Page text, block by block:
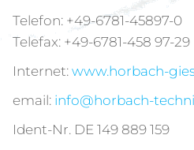
Telefon: +49-6781-45897-0
Telefax: +49-6781-458 97-29
Internet: www.horbach-
email: info@horbach-
Ident-Nr. DE 149 889 159